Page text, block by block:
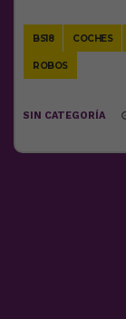
BS18 COCHES
ROBOS
SIN CATEGORÍA